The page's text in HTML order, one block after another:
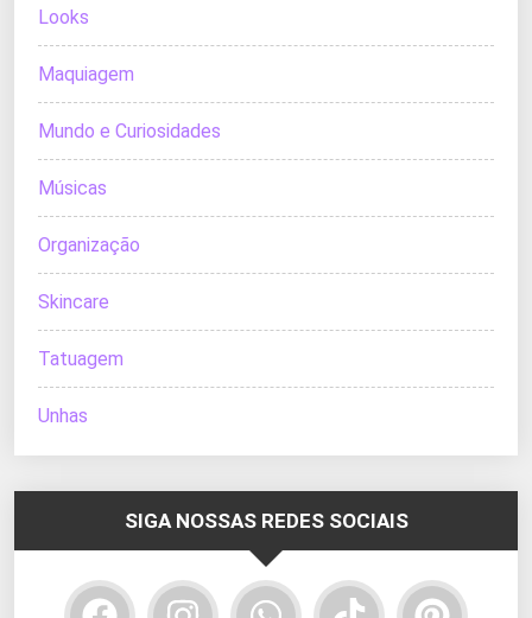
Looks
Maquiagem
Mundo e Curiosidades
Músicas
Organização
Skincare
Tatuagem
Unhas
SIGA NOSSAS REDES SOCIAIS